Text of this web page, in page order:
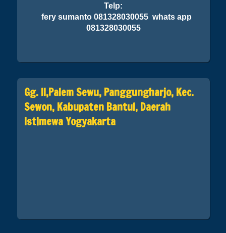
Telp:
fery sumanto 081328030055 whats app
081328030055
Gg. II,Palem Sewu, Panggungharjo, Kec.
Sewon, Kabupaten Bantul, Daerah
Istimewa Yogyakarta